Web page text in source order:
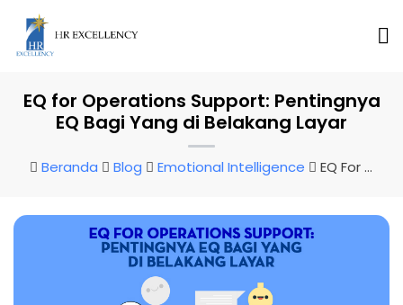
EQ for Operations Support: Pentingnya
EQ Bagi Yang di Belakang Layar
Beranda Blog Emotional Intelligence EQ For Operations Support: Pentingnya EQ Bagi Yang Di Belakang Layar